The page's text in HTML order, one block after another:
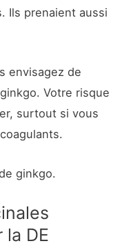
Ils prenaient aussi
envisagez de
Votre risque
surtout si vous
ginkgo.
DE